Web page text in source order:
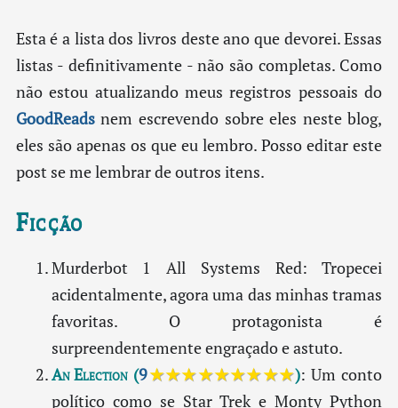
Esta é a lista dos livros deste ano que devorei. Essas
listas - definitivamente - não são completas. Como
não estou atualizando meus registros pessoais do
GoodReadsnem escrevendo sobre eles neste blog,
eles são apenas os que eu lembro. Posso editar este
post se me lembrar de outros itens.
Ficção
Murderbot 1 All Systems Red: Tropecei
acidentalmente, agora uma das minhas tramas
favoritas. O protagonista é
surpreendentemente engraçado e astuto.
An Election(9★★★★★★★★★): Um conto
político como se Star Trek e Monty Python